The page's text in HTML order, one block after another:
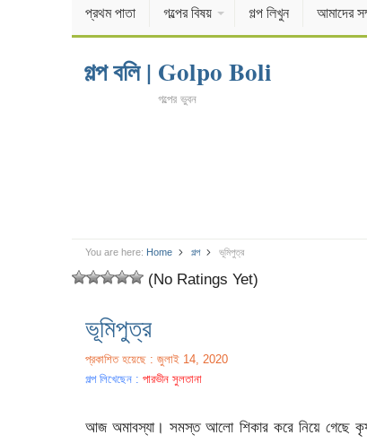
প্রথম পাতা গল্পের বিষয় গল্প লিখুন আমাদের
গল্প বলি | Golpo Boli
গল্পের ভুবন
You are here: Home গল্প ভূমিপুত্র
(No Ratings Yet)
ভূমিপুত্র
প্রকাশিত হয়েছে : জুলাই 14, 2020
গল্প লিখেছেন : পারভীন সুলতানা
আজ অমাবস্যা। সমস্ত আলো শিকার করে নিয়ে গেছে